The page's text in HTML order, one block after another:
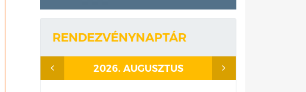
RENDEZVÉNYNAPTÁR
2026. AUGUSZTUS